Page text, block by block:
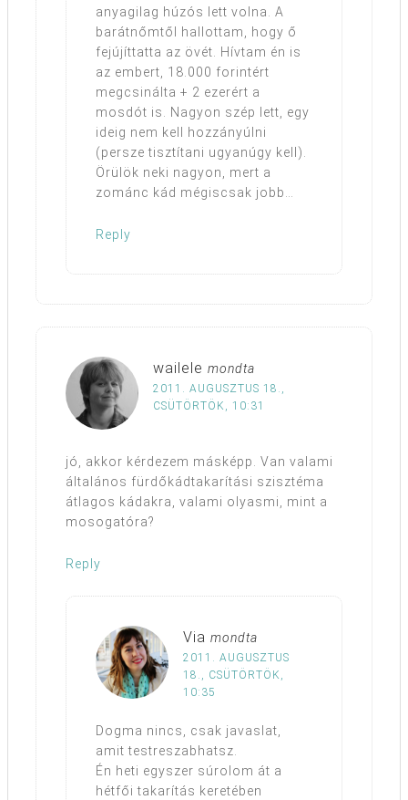
anyagilag húzós lett volna. A
barátnőmtől hallottam, hogy ő
fejújíttatta az övét. Hívtam én is
az embert, 18.000 forintért
megcsinálta + 2 ezerért a
mosdót is. Nagyon szép lett, egy
ideig nem kell hozzányúlni
(persze tisztítani ugyanúgy kell).
Örülök neki nagyon, mert a
zománc kád mégiscsak jobb…
Reply
wailele mondta
2011. AUGUSZTUS 18.,
CSÜTÖRTÖK, 10:31
jó, akkor kérdezem másképp. Van valami
általános fürdőkádtakarítási szisztéma
átlagos kádakra, valami olyasmi, mint a
mosogatóra?
Reply
Via mondta
2011. AUGUSZTUS
18., CSÜTÖRTÖK,
10:35
Dogma nincs, csak javaslat,
amit testreszabhatsz.
Én heti egyszer súrolom át a
hétfői takarítás keretében